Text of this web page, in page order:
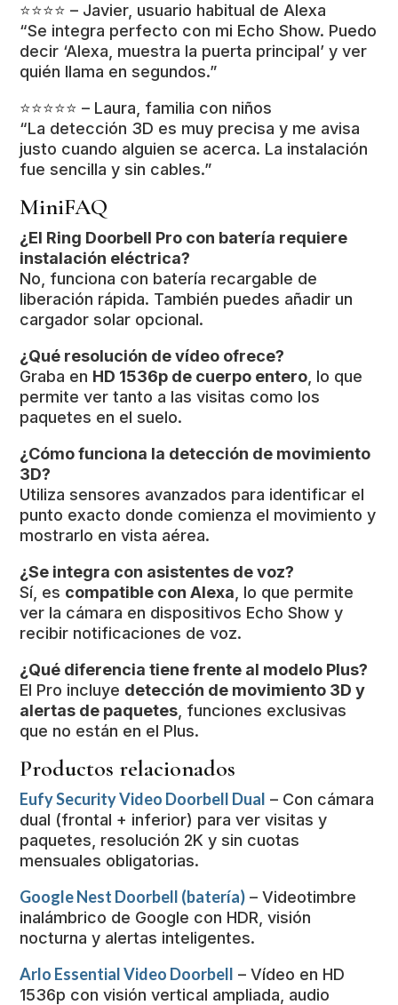
⭐️⭐️⭐️⭐️ – Javier, usuario habitual de Alexa
“Se integra perfecto con mi Echo Show. Puedo
decir ‘Alexa, muestra la puerta principal’ y ver
quién llama en segundos.”
⭐️⭐️⭐️⭐️⭐️ – Laura, familia con niños
“La detección 3D es muy precisa y me avisa
justo cuando alguien se acerca. La instalación
fue sencilla y sin cables.”
MiniFAQ
¿El Ring Doorbell Pro con batería requiere
instalación eléctrica?
No, funciona con batería recargable de
liberación rápida. También puedes añadir un
cargador solar opcional.
¿Qué resolución de vídeo ofrece?
Graba en HD 1536p de cuerpo entero , lo que
permite ver tanto a las visitas como los
paquetes en el suelo.
¿Cómo funciona la detección de movimiento
3D?
Utiliza sensores avanzados para identificar el
punto exacto donde comienza el movimiento y
mostrarlo en vista aérea.
¿Se integra con asistentes de voz?
Sí, es compatible con Alexa , lo que permite
ver la cámara en dispositivos Echo Show y
recibir notificaciones de voz.
¿Qué diferencia tiene frente al modelo Plus?
El Pro incluye detección de movimiento 3D y
alertas de paquetes , funciones exclusivas
que no están en el Plus.
Productos relacionados
Eufy Security Video Doorbell Dual – Con cámara
dual (frontal + inferior) para ver visitas y
paquetes, resolución 2K y sin cuotas
mensuales obligatorias.
Google Nest Doorbell (batería) – Videotimbre
inalámbrico de Google con HDR, visión
nocturna y alertas inteligentes.
Arlo Essential Video Doorbell – Vídeo en HD
1536p con visión vertical ampliada, audio